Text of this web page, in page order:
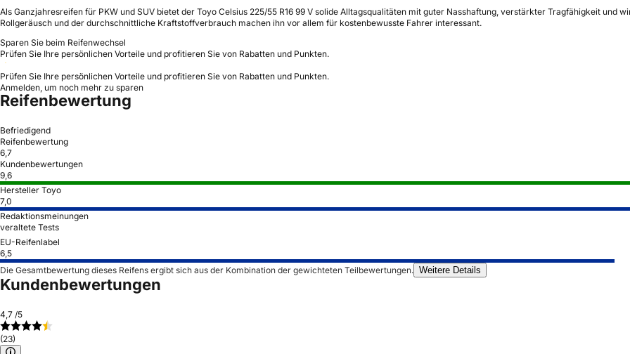
Als Ganzjahresreifen für PKW und SUV bietet der Toyo Celsius 225/55 R16 99 V solide Alltagsqualitäten mit guter Nasshaftung, verstärkter Tragfähigkeit
Rollgeräusch und der durchschnittliche Kraftstoffverbrauch machen ihn vor allem für kostenbewusste Fahrer interessant.
Sparen Sie beim Reifenwechsel
Prüfen Sie Ihre persönlichen Vorteile und profitieren Sie von Rabatten und Punkten.
Prüfen Sie Ihre persönlichen Vorteile und profitieren Sie von Rabatten und Punkten.
Anmelden, um noch mehr zu sparen
Reifenbewertung
Befriedigend
Reifenbewertung
6,7
Kundenbewertungen
9,6
Hersteller Toyo
7,0
Redaktionsmeinungen
veraltete Tests
EU-Reifenlabel
6,5
Die Gesamtbewertung dieses Reifens ergibt sich aus der Kombination der gewichteten Teilbewertungen. Weitere Details
Kundenbewertungen
4,7 /5
(23)